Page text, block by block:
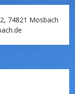
74821 Mosbach